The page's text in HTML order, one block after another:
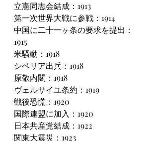
立憲同志会結成：1913
第一次世界大戦に参戦：1914
中国に二十一ヶ条の要求を提出：
1915
米騒動：1918
シベリア出兵：1918
原敬内閣：1918
ヴェルサイユ条約：1919
戦後恐慌：1920
国際連盟に加入：1920
日本共産党結成：1922
関東大震災：1923